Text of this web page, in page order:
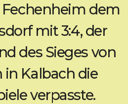
Fechenheim dem
mit 3:4, der
des Sieges von
in Kalbach die
verpasste.